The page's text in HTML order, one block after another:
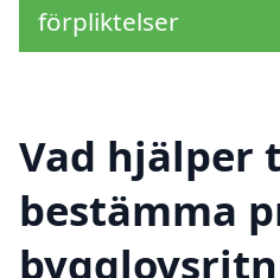
förpliktelser
Vad hjälper
bestämma